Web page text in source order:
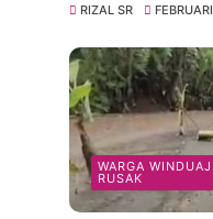
RIZAL SR
WARGA
RUSAK